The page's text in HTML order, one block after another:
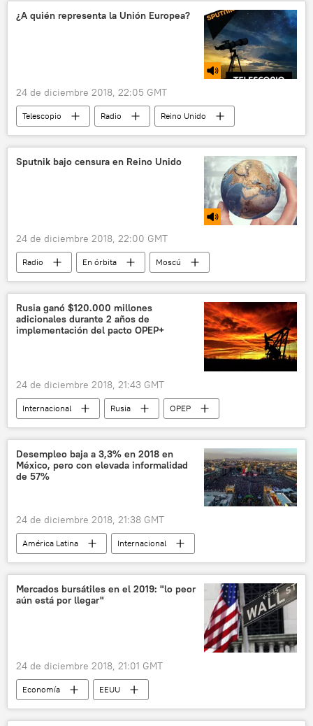
Año Nuevo
Navidad
Nochevieja
comida saludable
¿A quién representa la Unión Europea?
24 de diciembre 2018, 22:05 GMT
Telescopio Radio
Reino Unido
Alemania
Francia
Theresa May
Mariano Rajoy
Emmanuel Macron
Sputnik bajo censura en Reino Unido
24 de diciembre 2018, 22:00 GMT
Radio En órbita
Moscú
Reino Unido
Edimburgo
Adolf Hitler
Margarita Simonián
Sputnik (medio de comunicación)
censura
Kremlin
Rusia ganó $120.000 millones
adicionales durante 2 años de
implementación del pacto OPEP+
24 de diciembre 2018, 21:43 GMT
Internacional Rusia
OPEP
petróleo
ganancias
pacto
noticias
Desempleo baja a 3,3% en 2018 en
México, pero con elevada informalidad
de 57%
24 de diciembre 2018, 21:38 GMT
América Latina
Internacional
México
Economía
mercado laboral
noticias
Mercados bursátiles en el 2019: "lo peor
aún está por llegar"
24 de diciembre 2018, 21:01 GMT
Economía
EEUU
📈 Mercados y finanzas
Internacional